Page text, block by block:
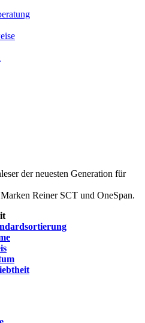
der neuesten Generation für
Reiner SCT und OneSpan.